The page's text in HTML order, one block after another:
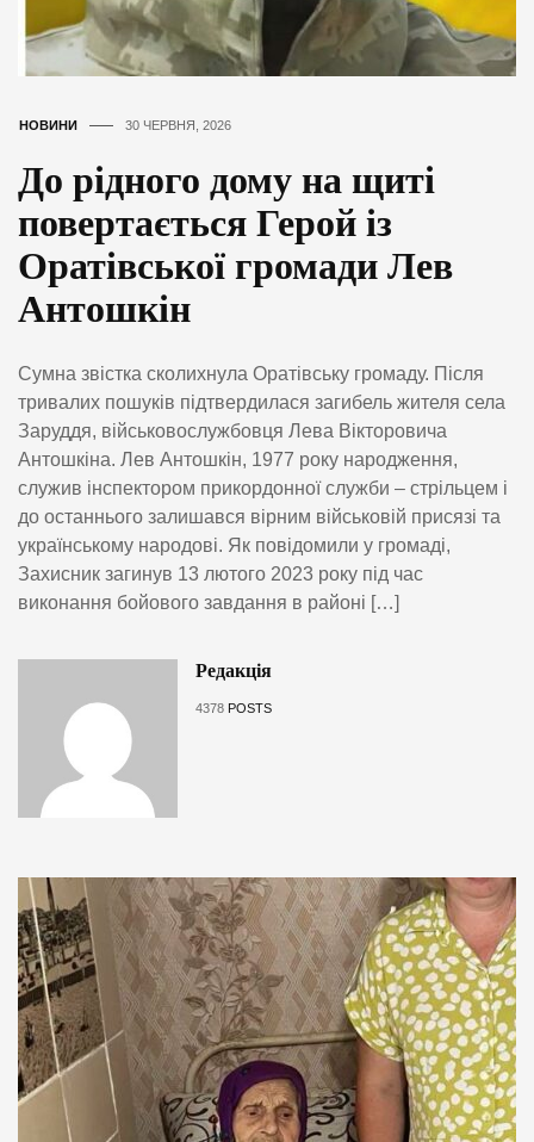
НОВИНИ 30 ЧЕРВНЯ, 2026
До рідного дому на щиті
повертається Герой із
Оратівської громади Лев
Антошкін
Сумна звістка сколихнула Оратівську громаду. Після
тривалих пошуків підтвердилася загибель жителя села
Заруддя, військовослужбовця Лева Вікторовича
Антошкіна. Лев Антошкін, 1977 року народження,
служив інспектором прикордонної служби – стрільцем і
до останнього залишався вірним військовій присязі та
українському народові. Як повідомили у громаді,
Захисник загинув 13 лютого 2023 року під час
виконання бойового завдання в районі […]
Редакція
4378 POSTS